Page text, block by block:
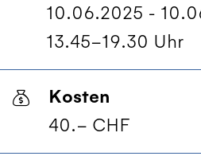
10.06.2025 -
13.45–19.30 Uhr
Kosten
40.– CHF